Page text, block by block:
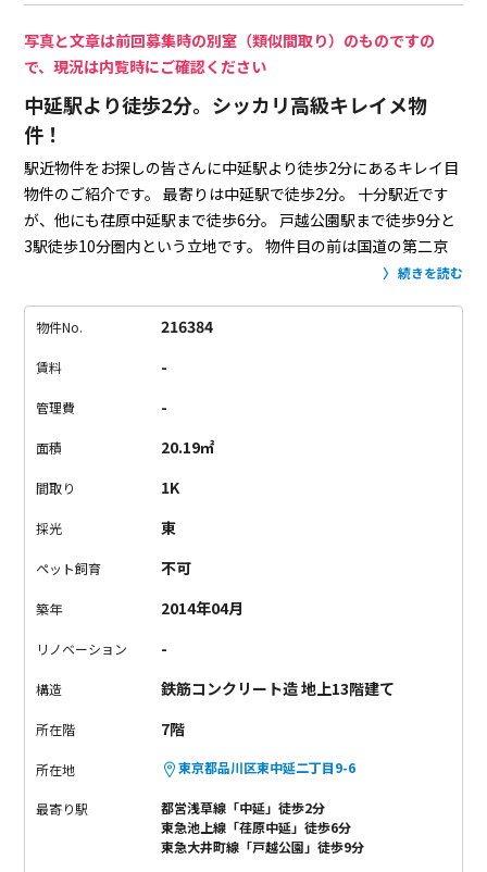
写真と文章は前回募集時の別室（類似間取り）のものですの
で、現況は内覧時にご確認ください
中延駅より徒歩2分。シッカリ高級キレイメ物
件！
駅近物件をお探しの皆さんに中延駅より徒歩2分にあるキレイ目
物件のご紹介です。
最寄りは中延駅で徒歩2分。
十分駅近です
が、他にも荏原中延駅まで徒歩6分。
戸越公園駅まで徒歩9分と
3駅徒歩10分圏内という立地です。
物件目の前は国道の第二京
浜で交通量多めなので、通りが気になる方は少し残念かも？で
ません。ここはご内覧でご確認ください！
クリーンです。
お部屋はシンプルな1Kタイプ。
ありますが、大きくはないので、衣装もちさんには少し心もと
イプのフローリングカラーがあります。
着いていて大人っぽいシックな雰囲気となっています。
が2口ガスコンロが付いています。
は妥当な感じ。
中延駅より徒歩2分。シッカリ高級キレイメな物
続きを読む
物件No. 216384
賃料 -
管理費 -
面積 20.19㎡
間取り 1K
採光 東
ペット飼育 不可
築年 2014年04月
リノベーション -
構造 鉄筋コンクリート造 地上13階建て
所在階 7階
所在地 東京都品川区東中延二丁目9-6
最寄り駅
都営浅草線「中延」徒歩2分
東急池上線「荏原中延」徒歩6分
東急大井町線「戸越公園」徒歩9分